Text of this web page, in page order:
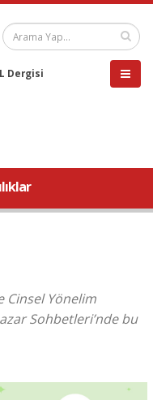
Dergisi
Cinsel Yönelim
Sohbetleri’nde bu